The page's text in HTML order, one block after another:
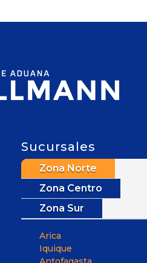
Sucursales
Zona Norte
Zona Centro
Zona Sur
Arica
Iquique